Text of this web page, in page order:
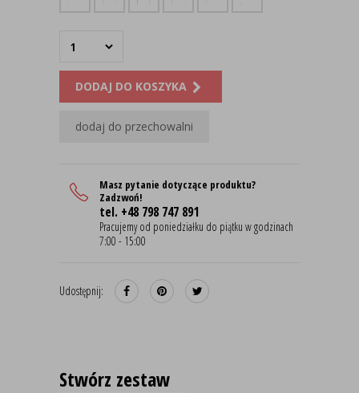
DODAJ DO KOSZYKA
dodaj do przechowalni
Masz pytanie dotyczące produktu?
Zadzwoń!
tel. +48 798 747 891
Pracujemy od poniedziałku do piątku w godzinach
7:00 - 15:00
Udostępnij:
Stwórz zestaw